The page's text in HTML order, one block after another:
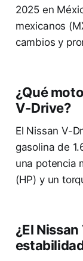
2025 en
mexicanos
cambios y
¿Qué
V-Drive?
El Nissan V-
gasolina de
una potencia
(HP) y un
¿El